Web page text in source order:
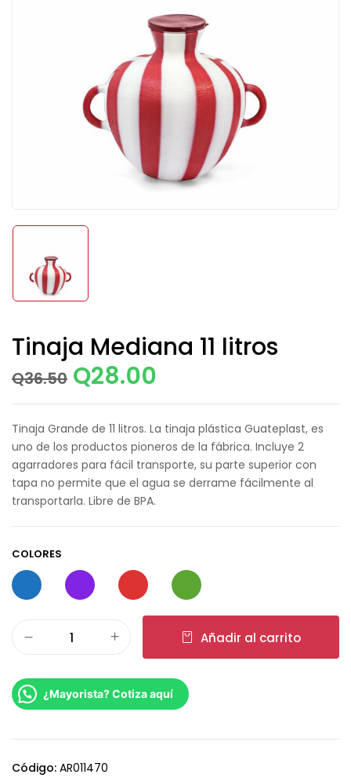
Tinaja Mediana 11 litros
Q36.50 Q28.00
Tinaja Grande de 11 litros. La tinaja plástica Guateplast, es
uno de los productos pioneros de la fábrica. Incluye 2
agarradores para fácil transporte, su parte superior con
tapa no permite que el agua se derrame fácilmente al
transportarla. Libre de BPA.
COLORES
Añadir al carrito
¿Mayorista? Cotiza aquí
Código: AR011470